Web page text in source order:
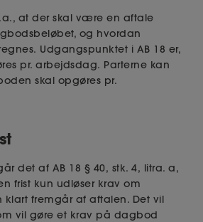
at der skal være en aftale
og hvordan
Udgangspunktet i AB 18 er,
pr. arbejdsdag. Parterne kan
skal opgøres pr.
det af AB 18 § 40, stk. 4, litra. a,
frist kun udløser krav om
klart fremgår af aftalen. Det vil
vil gøre et krav på dagbod